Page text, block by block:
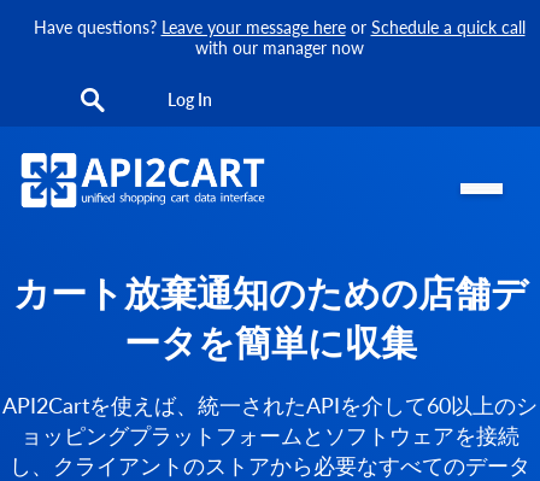
Have questions? Leave your message hereor Schedule a quick call
with our manager now
Log In
カート放棄通知のための店舗デ
ータを簡単に収集
API2Cartを使えば、統一されたAPIを介して60以上のシ
ョッピングプラットフォームとソフトウェアを接続
し、クライアントのストアから必要なすべてのデータ